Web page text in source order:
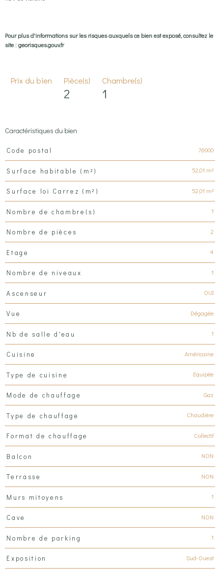
Pour plus d'informations sur les risques auxquels ce bien est exposé, consultez le
site : georisques.gouv.fr
Prix du bien Pièce(s)
2
Chambre(s)
1
Caractéristiques du bien
Caractéristiques
Code postal 76000
Surface habitable (m²) 52,01 m²
Surface loi Carrez (m²) 52,01 m²
Nombre de chambre(s) 1
Nombre de pièces 2
Etage 4
Nombre de niveaux 1
Ascenseur OUI
Vue Dégagée
Nb de salle d'eau 1
Cuisine Américaine
Type de cuisine Equipée
Mode de chauffage Gaz
Type de chauffage Chaudière
Format de chauffage Collectif
Balcon NON
Terrasse NON
Murs mitoyens 1
Cave NON
Nombre de parking 1
Exposition Sud-Ouest